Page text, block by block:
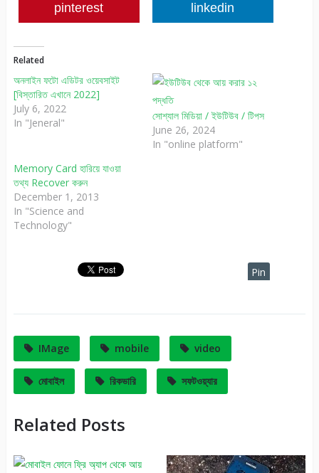
pinterest linkedin
Related
অনলাইন ফটো এডিটর ওয়েবসাইট
[বিস্তারিত এখানে 2022]
July 6, 2022
In "Jeneral"
সোশ্যাল মিডিয়া / ইউটিউব / টিপস
June 26, 2024
In "online platform"
Memory Card হারিয়ে যাওয়া
তথ্য Recover করুন
December 1, 2013
In "Science and
Technology"
Pin
IMage mobile video
মোবাইল রিকভারি সফটওয়্যার
Related Posts